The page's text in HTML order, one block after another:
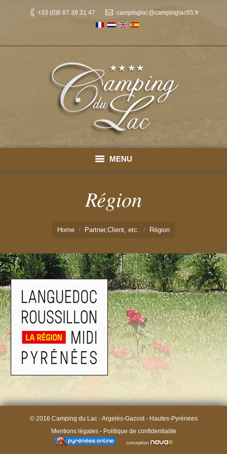
+33 (0)6 87 39 31 47 campinglac@campinglac65.fr
MENU
Emplacements
Emplacements : tarifs/ réserver
Chalets Pyrénées
Chalets : tarifs/ réserver
Activités Hautes-Pyrénées
Contact
Région
Home
Partner,Client, etc. Région
© 2016 Camping du Lac - Argelès-Gazost - Hautes-Pyrénées
Mentions légales- Politique de confidentialite